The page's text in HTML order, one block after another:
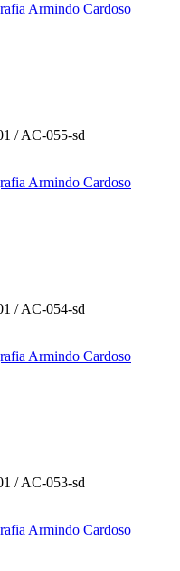
Armindo Cardoso
/ AC-055-sd
Armindo Cardoso
/ AC-054-sd
Armindo Cardoso
/ AC-053-sd
Armindo Cardoso